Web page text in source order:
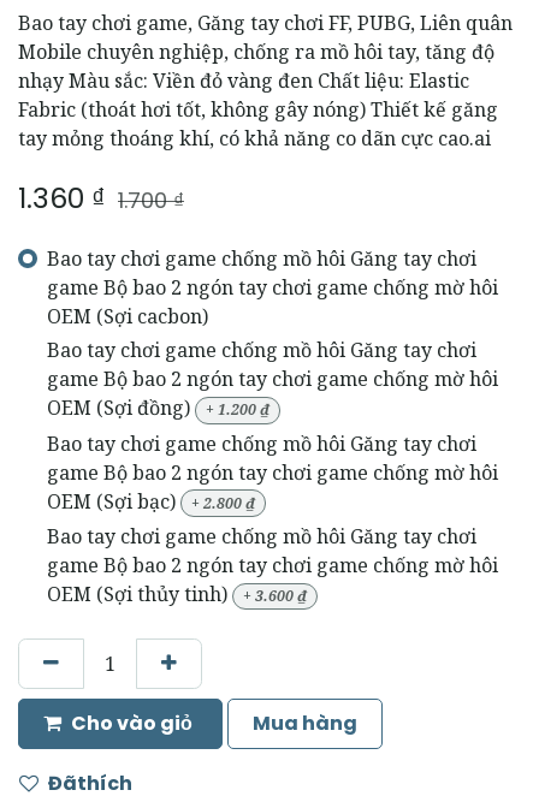
Bao tay chơi game, Găng tay chơi FF, PUBG, Liên quân
Mobile chuyên nghiệp, chống ra mồ hôi tay, tăng độ
nhạy Màu sắc: Viền đỏ vàng đen Chất liệu: Elastic
Fabric (thoát hơi tốt, không gây nóng) Thiết kế găng
tay mỏng thoáng khí, có khả năng co dãn cực cao.ai
1.360 ₫ 1.700₫
Bao tay chơi game chống mồ hôi Găng tay chơi
game Bộ bao 2 ngón tay chơi game chống mờ hôi
OEM (Sợi cacbon)
Bao tay chơi game chống mồ hôi Găng tay chơi
game Bộ bao 2 ngón tay chơi game chống mờ hôi
OEM (Sợi đồng)
+ 1.200₫
Bao tay chơi game chống mồ hôi Găng tay chơi
game Bộ bao 2 ngón tay chơi game chống mờ hôi
OEM (Sợi bạc)
+ 2.800₫
Bao tay chơi game chống mồ hôi Găng tay chơi
game Bộ bao 2 ngón tay chơi game chống mờ hôi
OEM (Sợi thủy tinh)
+ 3.600₫
Cho vào giỏ Mua hàng
Đãthích